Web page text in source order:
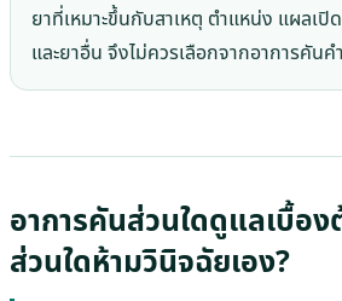
ยาที่เหมาะขึ้นกับสาเหตุ ตำแหน่ง แผลเปิ
และยาอื่น จึงไม่ควรเลือกจากอาการคันค
อาการคันส่วนใดดูแลเบื้อง
ส่วนใดห้ามวินิจฉัยเอง?